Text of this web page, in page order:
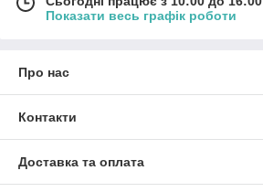
Показати весь графік роботи
Про нас
Контакти
Доставка та оплата